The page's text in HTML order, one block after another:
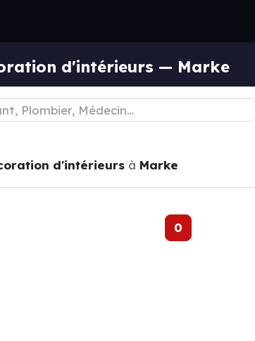
d'intérieurs — Marke
d'intérieurs à Marke
0